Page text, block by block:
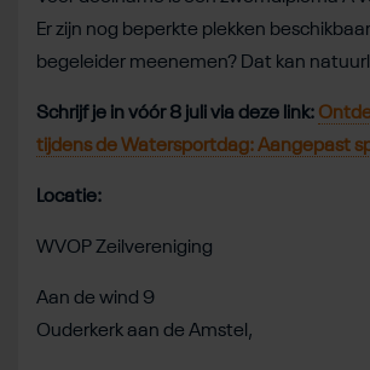
Er zijn nog beperkte plekken
begeleider meenemen? Dat kan
Schrijf je in vóór 8 juli via deze link:
tijdens de Watersportdag: Aangepast
Locatie:
WVOP Zeilvereniging
Aan de wind 9
Ouderkerk aan de Amstel,